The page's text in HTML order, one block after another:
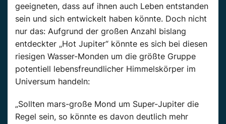
geeigneten, dass auf ihnen auch Leben entstanden
sein und sich entwickelt haben könnte. Doch nicht
nur das: Aufgrund der großen Anzahl bislang
entdeckter „Hot Jupiter“ könnte es sich bei diesen
riesigen Wasser-Monden um die größte Gruppe
potentiell lebensfreundlicher Himmelskörper im
Universum handeln:
„Sollten mars-große Mond um Super-Jupiter die
Regel sein, so könnte es davon deutlich mehr